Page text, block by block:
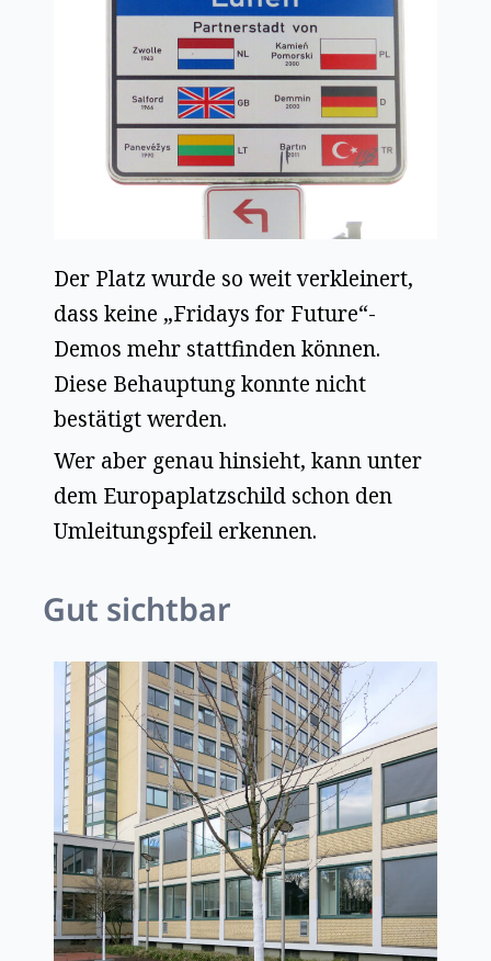
Der Platz wurde so weit verkleinert,
dass keine „Fridays for Future“-
Demos mehr stattfinden können.
Diese Behauptung konnte nicht
bestätigt werden.
Wer aber genau hinsieht, kann unter
dem Europaplatzschild schon den
Umleitungspfeil erkennen.
Gut sichtbar